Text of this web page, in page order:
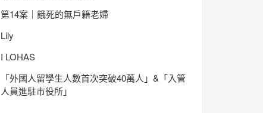
第14案｜餓死的無戶籍老婦
Lily
I LOHAS
「外國人留學生人數首次突破40萬人」&「入管
人員進駐市役所」